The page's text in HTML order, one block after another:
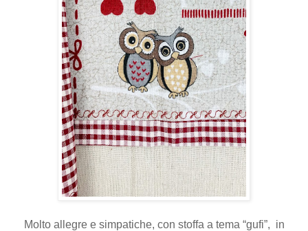
Molto allegre e simpatiche, con stoffa a tema “gufi”, in